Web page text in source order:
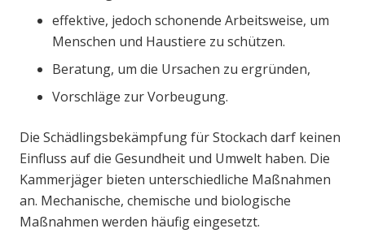
effektive, jedoch schonende Arbeitsweise, um
Menschen und Haustiere zu schützen.
Beratung, um die Ursachen zu ergründen,
Vorschläge zur Vorbeugung.
Die Schädlingsbekämpfung für Stockach darf keinen
Einfluss auf die Gesundheit und Umwelt haben. Die
Kammerjäger bieten unterschiedliche Maßnahmen
an. Mechanische, chemische und biologische
Maßnahmen werden häufig eingesetzt.